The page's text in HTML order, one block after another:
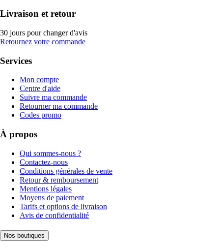
Livraison et retour
30 jours pour changer d'avis
Retournez votre commande
Services
Mon compte
Centre d'aide
Suivre ma commande
Retourner ma commande
Codes promo
À propos
Qui sommes-nous ?
Contactez-nous
Conditions générales de vente
Retour & remboursement
Mentions légales
Moyens de paiement
Tarifs et options de livraison
Avis de confidentialité
Nos boutiques